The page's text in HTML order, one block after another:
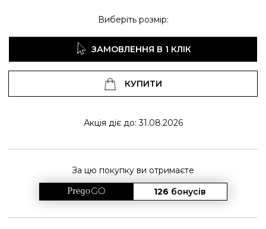
Виберіть розмір:
ЗАМОВЛЕННЯ В 1 КЛІК
КУПИТИ
Акція діє до: 31.08.2026
За цю покупку ви отримаєте
126 бонусів